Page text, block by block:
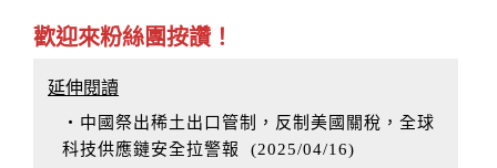
歡迎來粉絲團按讚！
延伸閱讀
‧中國祭出稀土出口管制，反制美國關稅，全球
科技供應鏈安全拉警報
(2025/04/16)